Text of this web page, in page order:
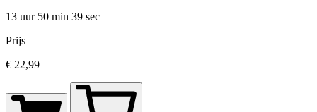
13 uur 50 min 39 sec
Prijs
€ 22,99